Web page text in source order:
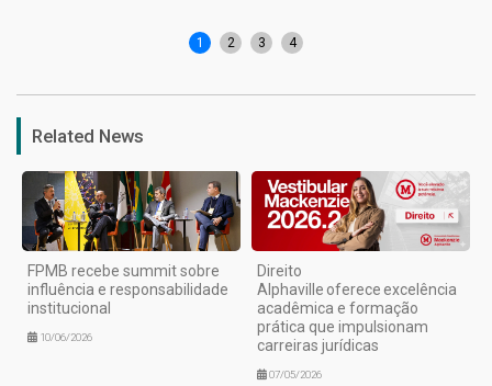
1 2 3 4
Related News
FPMB recebe summit sobre
influência e responsabilidade
institucional
10/06/2026
Direito
Alphaville oferece excelência
acadêmica e formação
prática que impulsionam
carreiras jurídicas
07/05/2026